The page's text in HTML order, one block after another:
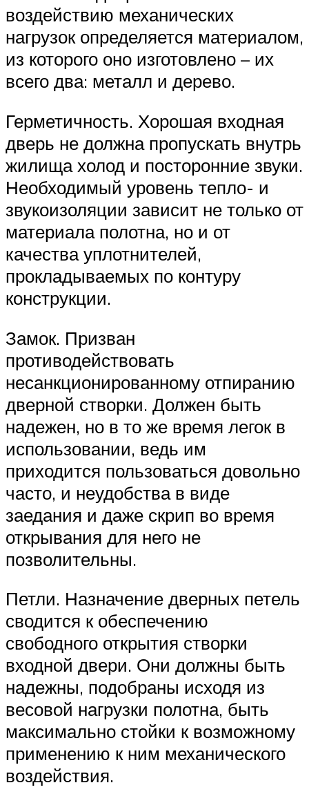
воздействию механических
нагрузок определяется материалом,
из которого оно изготовлено – их
всего два: металл и дерево.
Герметичность. Хорошая входная
дверь не должна пропускать внутрь
жилища холод и посторонние звуки.
Необходимый уровень тепло- и
звукоизоляции зависит не только от
материала полотна, но и от
качества уплотнителей,
прокладываемых по контуру
конструкции.
Замок. Призван
противодействовать
несанкционированному отпиранию
дверной створки. Должен быть
надежен, но в то же время легок в
использовании, ведь им
приходится пользоваться довольно
часто, и неудобства в виде
заедания и даже скрип во время
открывания для него не
позволительны.
Петли. Назначение дверных петель
сводится к обеспечению
свободного открытия створки
входной двери. Они должны быть
надежны, подобраны исходя из
весовой нагрузки полотна, быть
максимально стойки к возможному
применению к ним механического
воздействия.